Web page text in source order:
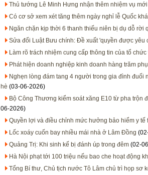
Thủ tướng Lê Minh Hưng nhận thêm nhiệm vụ mới
Có cơ sở xem xét tăng thêm ngày nghỉ lễ Quốc
Ngăn chặn kịp thời 6 thanh thiếu niên bị dụ dỗ rời
Sửa đổi Luật Bưu chính: Đề xuất 'quyền được
Làm rõ trách nhiệm cung cấp thông tin của tổ
Phát hiện doanh nghiệp kinh doanh hàng trăm
Nghẹn lòng đám tang 4 người trong gia đình
hè (03-06-2026)
Bộ Công Thương kiểm soát xăng E10 từ pha trộn
06-2026)
Quyền lợi và điều chỉnh mức hưởng bảo hiểm y tế
Lốc xoáy cuốn bay nhiều mái nhà ở Lâm Đồng
Quảng Trị: Khi sinh kế bị đánh úp trong đêm (02-
Hà Nội phạt tới 100 triệu nếu bao che hoạt động
Tổng Bí thư, Chủ tịch nước Tô Lâm chủ trì họp sơ